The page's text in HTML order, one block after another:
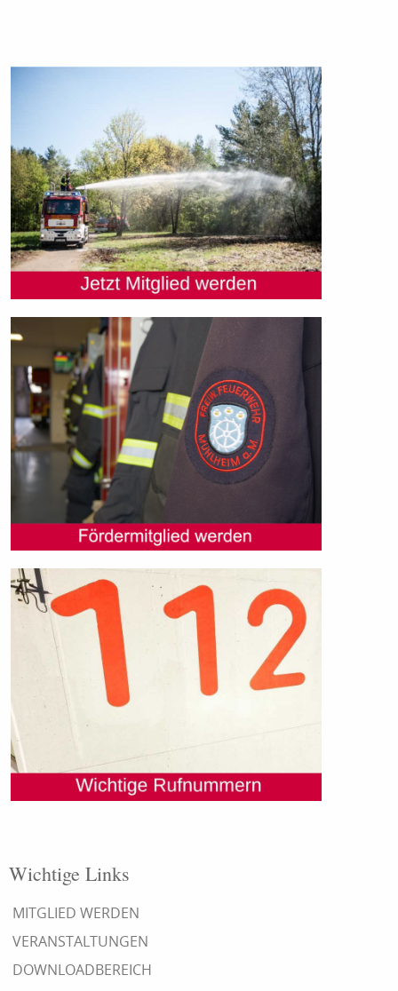
Wichtige Links
MITGLIED WERDEN
VERANSTALTUNGEN
DOWNLOADBEREICH